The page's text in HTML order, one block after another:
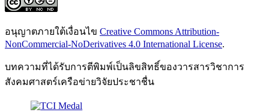
อนุญาตภายใต้เงื่อนไข Creative Commons Attribution-
NonCommercial-NoDerivatives 4.0 International License.
บทความที่ได้รับการตีพิมพ์เป็นลิขสิทธิ์ของวารสารวิชาการ
สังคมศาสตร์เครือข่ายวิจัยประชาชื่น